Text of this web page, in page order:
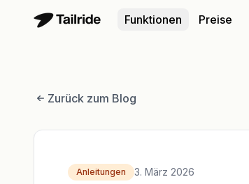
Funktionen Preise
Zurück zum Blog
Anleitungen 3. März 2026